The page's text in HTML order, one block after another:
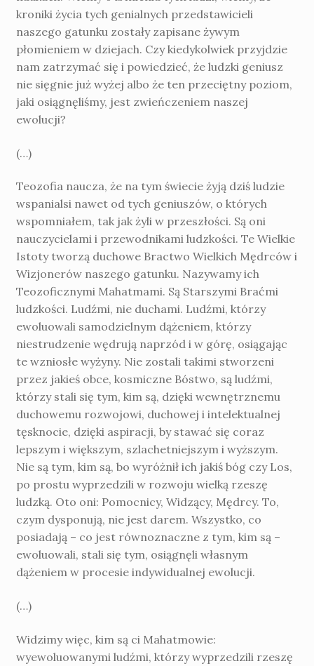
kroniki życia tych genialnych przedstawicieli
naszego gatunku zostały zapisane żywym
płomieniem w dziejach. Czy kiedykolwiek przyjdzie
nam zatrzymać się i powiedzieć, że ludzki geniusz
nie sięgnie już wyżej albo że ten przeciętny poziom,
jaki osiągnęliśmy, jest zwieńczeniem naszej
ewolucji?
(…)
Teozofia naucza, że na tym świecie żyją dziś ludzie
wspanialsi nawet od tych geniuszów, o których
wspomniałem, tak jak żyli w przeszłości. Są oni
nauczycielami i przewodnikami ludzkości. Te Wielkie
Istoty tworzą duchowe Bractwo Wielkich Mędrców i
Wizjonerów naszego gatunku. Nazywamy ich
Teozoficznymi Mahatmami. Są Starszymi Braćmi
ludzkości. Ludźmi, nie duchami. Ludźmi, którzy
ewoluowali samodzielnym dążeniem, którzy
niestrudzenie wędrują naprzód i w górę, osiągając
te wzniosłe wyżyny. Nie zostali takimi stworzeni
przez jakieś obce, kosmiczne Bóstwo, są ludźmi,
którzy stali się tym, kim są, dzięki wewnętrznemu
duchowemu rozwojowi, duchowej i intelektualnej
tęsknocie, dzięki aspiracji, by stawać się coraz
lepszym i większym, szlachetniejszym i wyższym.
Nie są tym, kim są, bo wyróżnił ich jakiś bóg czy Los,
po prostu wyprzedzili w rozwoju wielką rzeszę
ludzką. Oto oni: Pomocnicy, Widzący, Mędrcy. To,
czym dysponują, nie jest darem. Wszystko, co
posiadają – co jest równoznaczne z tym, kim są –
ewoluowali, stali się tym, osiągnęli własnym
dążeniem w procesie indywidualnej ewolucji.
(…)
Widzimy więc, kim są ci Mahatmowie:
wyewoluowanymi ludźmi, którzy wyprzedzili rzeszę